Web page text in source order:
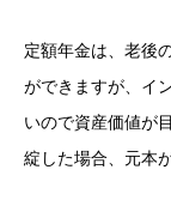
定額年金は、老後
ができますが、イ
いので資産価値が
綻した場合、元本